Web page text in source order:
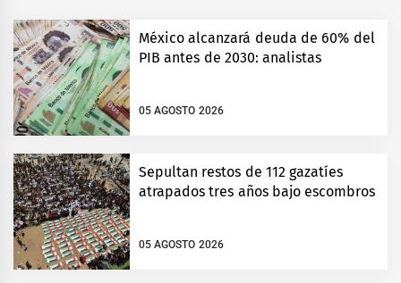
México alcanzará deuda de 60% del
PIB antes de 2030: analistas
05 AGOSTO 2026
Sepultan restos de 112 gazatíes
atrapados tres años bajo escombros
05 AGOSTO 2026